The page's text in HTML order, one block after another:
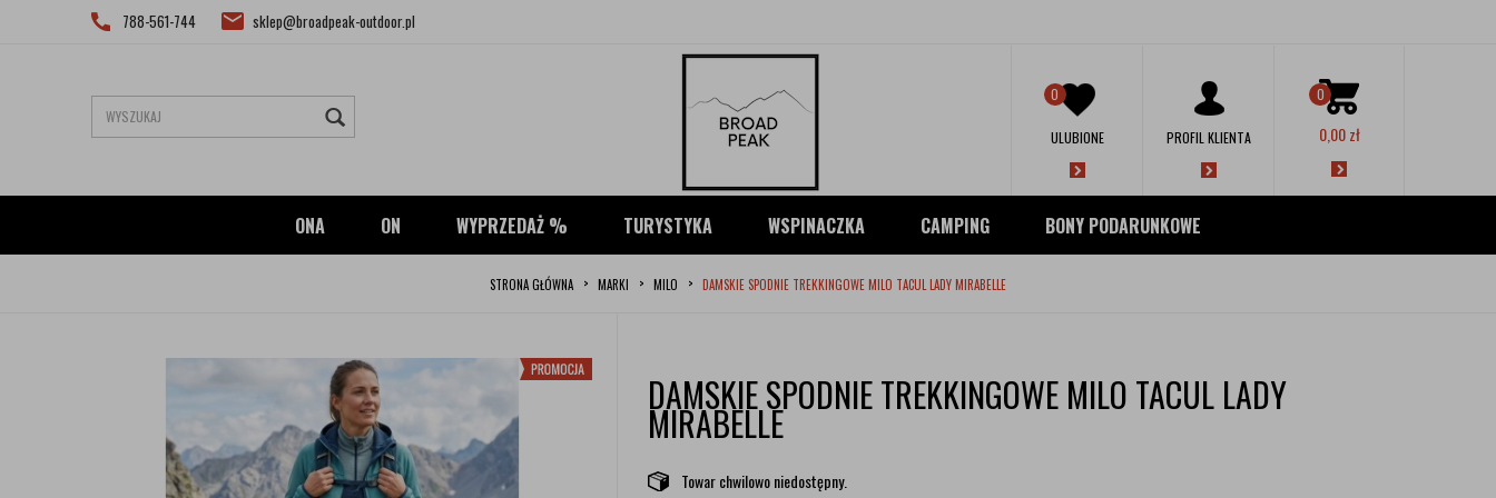
788-561-744 sklep@broadpeak-outdoor.pl
0
0,00zł
0
ULUBIONE PROFIL KLIENTA
ONA ON WYPRZEDAŻ % TURYSTYKA WSPINACZKA CAMPING BONY PODARUNKOWE
STRONA GŁÓWNA MARKI MILO DAMSKIE SPODNIE TREKKINGOWE MILO TACUL LADY MIRABELLE
DAMSKIE SPODNIE TREKKINGOWE MILO TACUL LADY
MIRABELLE
Towar chwilowo niedostępny.